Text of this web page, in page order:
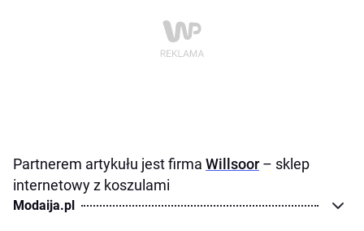
Partnerem artykułu jest firma Willsoor– sklep
internetowy z koszulami
Modaija.pl